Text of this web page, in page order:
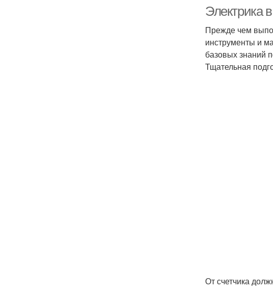
Электрика
Прежде чем
инструменты и
базовых знаний
Тщательная
От счетчика